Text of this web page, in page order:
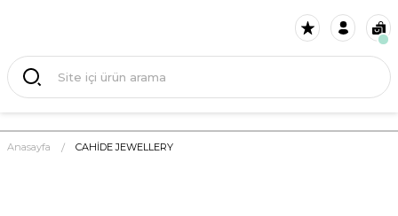
Anasayfa CAHİDE JEWELLERY